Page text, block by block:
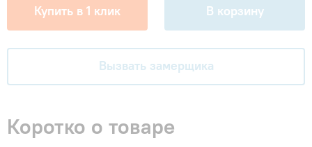
Купить в 1 клик В корзину
Вызвать замерщика
Коротко о товаре